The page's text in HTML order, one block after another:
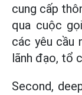
cung cấp
qua cuộc
các yêu cầu
lãnh đạo, tổ
Second,